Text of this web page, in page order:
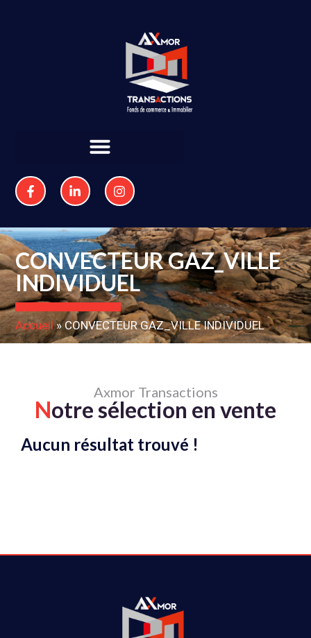
CONVECTEUR GAZ_VILLE
INDIVIDUEL
Accueil»CONVECTEUR GAZ_VILLE INDIVIDUEL
Axmor Transactions
Notre sélection en vente
Aucun résultat trouvé !